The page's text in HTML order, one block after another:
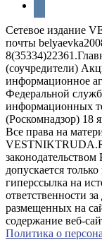
Сетевое издание
почты
(соучредители)
информационное
Федеральной
информационных
(Роскомнадзор)
Все права на
допускается
гиперссылка на
ответственности
размещенных на
содержание веб-
Политика о